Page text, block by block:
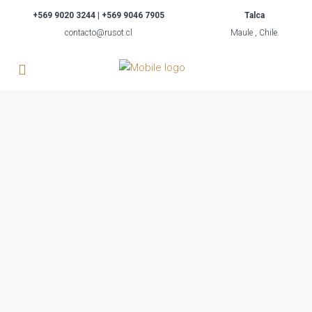
+569 9020 3244 | +569 9046 7905
contacto@rusot.cl
Talca
Maule , Chile.